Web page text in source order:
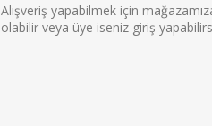
Alışveriş yapabilmek için
olabilir veya üye iseniz giriş